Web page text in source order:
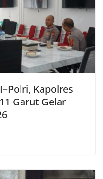
Kapolres
Garut Gelar